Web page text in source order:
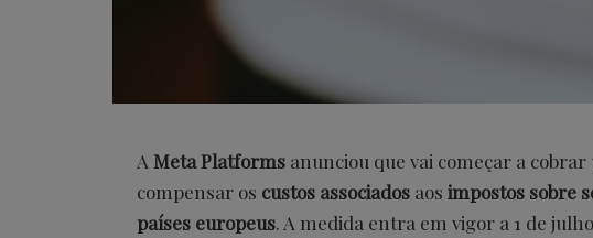
A Meta Platforms anunciou que vai começar a cobrar
compensar os custos associados aos impostos sobre
países europeus. A medida entra em vigor a 1 de